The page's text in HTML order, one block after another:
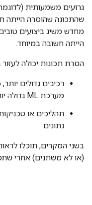
שהתכונה שהוסרה הייתה
מחדש משיג ביצועים
הייתה חשובה במיוחד.
הסרת תכונות יכולה
רכיבים גדולים
מערכת ML גדולה יותר
תהליכים או
נתונים
בשני המקרים, תוכלו
(או לא משתנים) אחרי